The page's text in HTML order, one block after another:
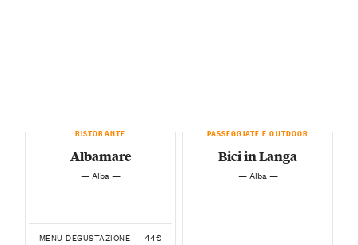
RISTORANTE
Albamare
— Alba —
MENU DEGUSTAZIONE — 44€
PASSEGGIATE E OUTDOOR
Bici in Langa
— Alba —